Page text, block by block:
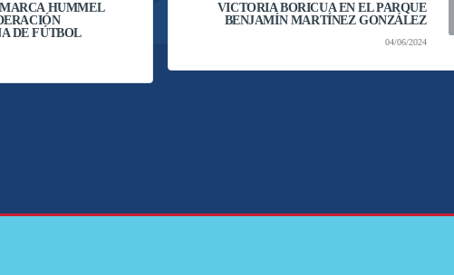
HUMMEL
DE FÚTBOL
VICTORIA BORICUA EN EL PARQUE
BENJAMÍN MARTÍNEZ GONZÁLEZ
04/06/2024